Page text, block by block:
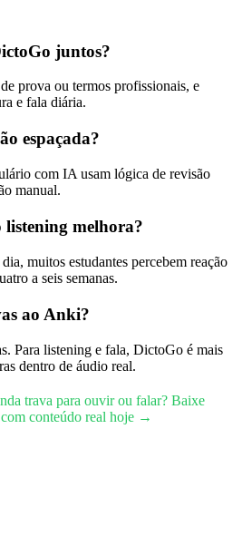
juntos?
prova ou termos profissionais, e
e fala diária.
espaçada?
com IA usam lógica de revisão
manual.
melhora?
muitos estudantes percebem reação
a seis semanas.
ao Anki?
Para listening e fala, DictoGo é mais
dentro de áudio real.
trava para ouvir ou falar? Baixe
conteúdo real hoje →